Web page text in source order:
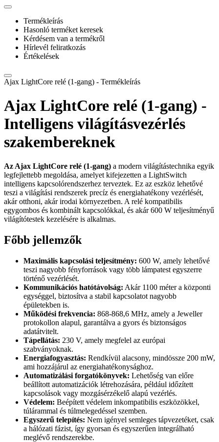
Termékleírás
Hasonló terméket keresek
Kérdésem van a termékről
Hírlevél feliratkozás
Értékelések
Ajax LightCore relé (1-gang) - Termékleírás
Ajax LightCore relé (1-gang) -
Intelligens világításvezérlés
szakembereknek
Az Ajax LightCore relé (1-gang) a modern világítástechnika egyik
legfejlettebb megoldása, amelyet kifejezetten a LightSwitch
intelligens kapcsolórendszerhez terveztek. Ez az eszköz lehetővé
teszi a világítási rendszerek precíz és energiahatékony vezérlését,
akár otthoni, akár irodai környezetben. A relé kompatibilis
egygombos és kombinált kapcsolókkal, és akár 600 W teljesítményű
világítótestek kezelésére is alkalmas.
Főbb jellemzők
Maximális kapcsolási teljesítmény: 600 W, amely lehetővé
teszi nagyobb fényforrások vagy több lámpatest egyszerre
történő vezérlését.
Kommunikációs hatótávolság: Akár 1100 méter a központi
egységgel, biztosítva a stabil kapcsolatot nagyobb
épületekben is.
Működési frekvencia: 868-868,6 MHz, amely a Jeweller
protokollon alapul, garantálva a gyors és biztonságos
adatátvitelt.
Tápellátás: 230 V, amely megfelel az európai
szabványoknak.
Energiafogyasztás: Rendkívül alacsony, mindössze 200 mW,
ami hozzájárul az energiahatékonysághoz.
Automatizálási forgatókönyvek: Lehetőség van előre
beállított automatizációk létrehozására, például időzített
kapcsolások vagy mozgásérzékelő alapú vezérlés.
Védelem: Beépített védelem inkompatibilis eszközökkel,
túlárammal és túlmelegedéssel szemben.
Egyszerű telepítés: Nem igényel semleges tápvezetéket, csak
a hálózati fázist, így gyorsan és egyszerűen integrálható
meglévő rendszerekbe.